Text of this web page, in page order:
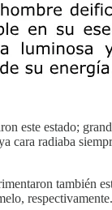
este estado;
cara radiaba
también
respectivamente.